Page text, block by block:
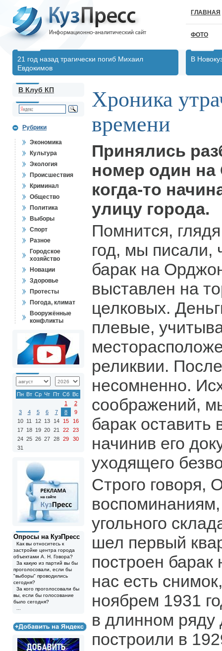
ГЛАВНАЯ
ФОТО
21 год назад трагически погиб Михаил
Евдокимов
В
В Клуб КП
Рубрики
Экономика
Культура
Экология
Происшествия
Криминал
Общество
Политика
Выборы
Спорт
Разное
Городское
хозяйство
Новации
Здоровье
Протесты
Погода, климат
Вооружённые
конфликты
Пн Вт Ср Чт Пт Сб Вс
1
2
3
4 5 6 7 8
9
10 11 12 13 14 15
16
17 18 19 20 21 22
23
24 25 26 27 28 29
30
31
Опросы на КузПресс
Как вы относитесь к
застройке центра города
объектами А. Н. Говора?
За какую из партий вы бы
проголосовали, если бы
"выборы" проводились
сегодня?
За кого проголосовали бы
вы, если бы голосование
было сегодня?
Хроника
времени
Принялись
номер один на
когда-то
улицу города.
Помнится,
год, мы писали,
барак на
выставлен на
целковых.
плевые,
реликвии.
несомненно.
соображений,
барак оставить
начинив его
уходящего
Строго говоря,
угольного
шел первый
построен
нас есть
ноябрем 1931
в длинном ряду
построили в